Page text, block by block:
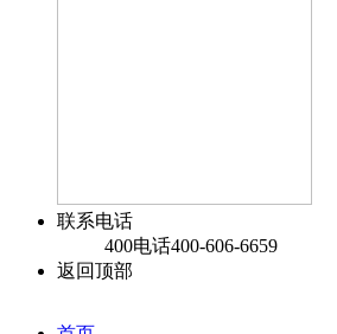
联系电话
400电话400-606-6659
返回顶部